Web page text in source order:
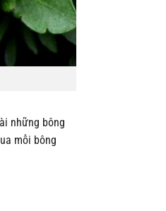
những bông
mỗi bông